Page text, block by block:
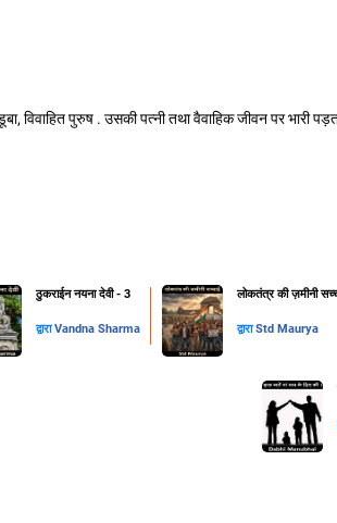
विवाहित पुरुष . उसकी पत्नी तथा वैवाहिक जीवन पर भारी
ठुकराईन नयना देवी - 3
द्वाराVandna Sharma
लोकतंत्र की ज़मीनी
द्वाराStd Maurya